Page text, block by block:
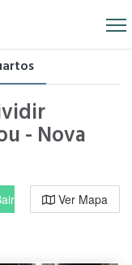
- Nova
/ RegiãoVer Mapa